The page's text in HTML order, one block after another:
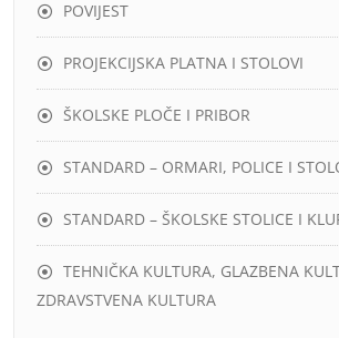
POVIJEST
PROJEKCIJSKA PLATNA I STOLOVI
ŠKOLSKE PLOČE I PRIBOR
STANDARD – ORMARI, POLICE I
STANDARD – ŠKOLSKE STOLICE I
TEHNIČKA KULTURA, GLAZBENA
ZDRAVSTVENA KULTURA